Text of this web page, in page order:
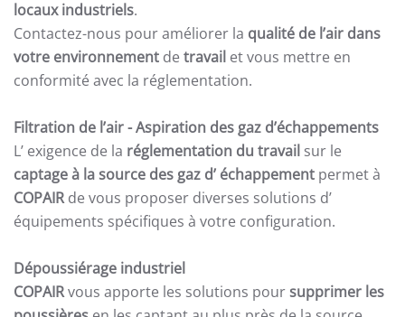
locaux industriels.
Contactez-nous pour améliorer la qualité de l’air dans
votre environnement de travail et vous mettre en
conformité avec la réglementation.
Filtration de l’air- Aspiration des gaz d’échappements
L’ exigence de la réglementation du travail sur le
captage à la source des gaz d’ échappement permet à
COPAIRde vous proposer diverses solutions d’
équipements spécifiques à votre configuration.
Dépoussiérage industriel
COPAIRvous apporte les solutions poursupprimer les